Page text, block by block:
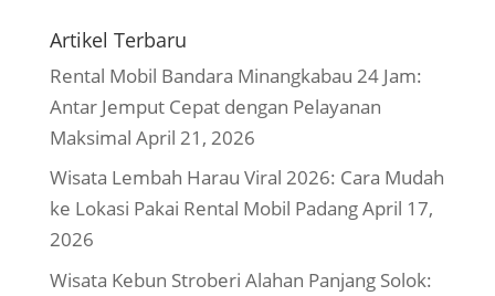
Artikel Terbaru
Rental Mobil Bandara Minangkabau 24 Jam:
Antar Jemput Cepat dengan Pelayanan
Maksimal April 21, 2026
Wisata Lembah Harau Viral 2026: Cara Mudah
ke Lokasi Pakai Rental Mobil PadangApril 17,
2026
Wisata Kebun Stroberi Alahan Panjang Solok: